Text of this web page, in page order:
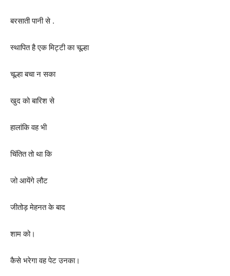
बरसाती पानी से .
स्थापित है एक मिट्टी का चूल्हा
चूल्हा बचा न सका
खुद को बारिश से
हालांकि वह भी
चिंतित तो था कि
जो आयेंगे लौट
जीतोड़ मेहनत के बाद
शाम को।
कैसे भरेगा वह पेट उनका।